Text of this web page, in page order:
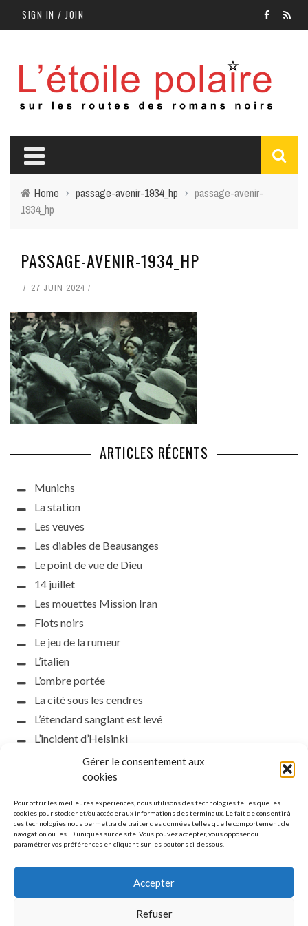
Gérer le consentement aux
cookies
Pour offrir les meilleures expériences, nous utilisons des technologies telles que les
cookies pour stocker et/ou accéder aux informations des terminaux. Le fait de consentir à
ces technologies nous permettra de traiter des données telles que le comportement de
navigation ou les ID uniques sur ce site. Vous pouvez accepter, vous opposer ou
paramétrer vos préférences en cliquant sur les boutons ci-dessous.
Accepter
Refuser
SIGN IN / JOIN
Home › passage-avenir-1934_hp › passage-avenir-
1934_hp
PASSAGE-AVENIR-1934_HP
27 JUIN 2024
ARTICLES RÉCENTS
Munichs
La station
Les veuves
Les diables de Beausanges
Le point de vue de Dieu
14 juillet
Les mouettes Mission Iran
Flots noirs
Le jeu de la rumeur
L’italien
L’ombre portée
La cité sous les cendres
L’étendard sanglant est levé
L’incident d’Helsinki
la petite fasciste
Toutes les nuances de la nuit
Que s’obscurcissent le soleil et la lumière
Le silence